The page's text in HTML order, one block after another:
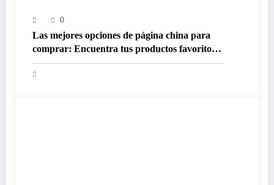
0
Las mejores opciones de página china para
comprar: Encuentra tus productos favoritos a
precios increíbles